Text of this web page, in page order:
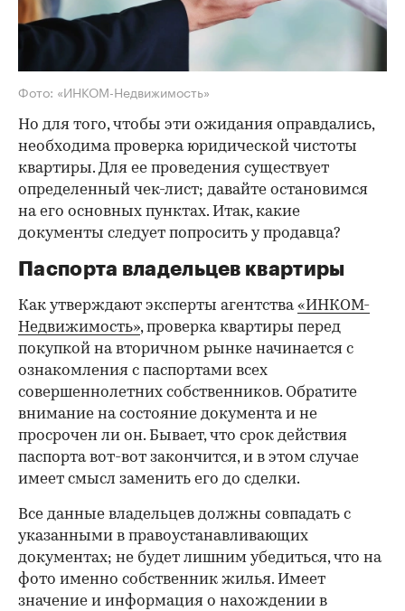
Фото: «ИНКОМ-Недвижимость»
Но для того, чтобы эти ожидания оправдались,
необходима проверка юридической чистоты
квартиры. Для ее проведения существует
определенный чек-лист; давайте остановимся
на его основных пунктах. Итак, какие
документы следует попросить у продавца?
Паспорта владельцев квартиры
Как утверждают эксперты агентства«ИНКОМ-
Недвижимость», проверка квартиры перед
покупкой на вторичном рынке начинается с
ознакомления с паспортами всех
совершеннолетних собственников. Обратите
внимание на состояние документа и не
просрочен ли он. Бывает, что срок действия
паспорта вот-вот закончится, и в этом случае
имеет смысл заменить его до сделки.
Все данные владельцев должны совпадать с
указанными в правоустанавливающих
документах; не будет лишним убедиться, что на
фото именно собственник жилья. Имеет
значение и информация о нахождении в